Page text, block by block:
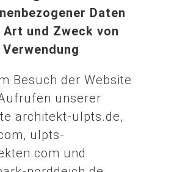
Daten
Art und Zweck von
Besuch der Website
unserer
architekt-ulpts.de,
ulpts-
und